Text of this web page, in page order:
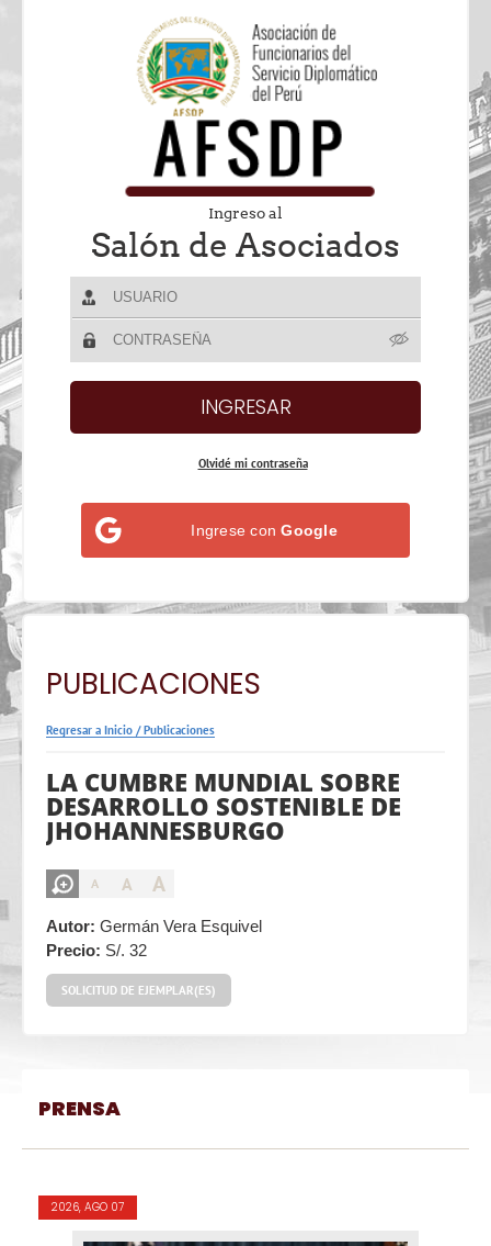
Ingreso al
Salón de Asociados
Olvidé mi contraseña
Ingrese conGoogle
PUBLICACIONES
Regresar a Inicio /Publicaciones
LA CUMBRE MUNDIAL SOBRE
DESARROLLO SOSTENIBLE DE
JHOHANNESBURGO
A A A
Autor: Germán Vera Esquivel
Precio: S/. 32
SOLICITUD DE EJEMPLAR(ES)
PRENSA
2026, AGO 07